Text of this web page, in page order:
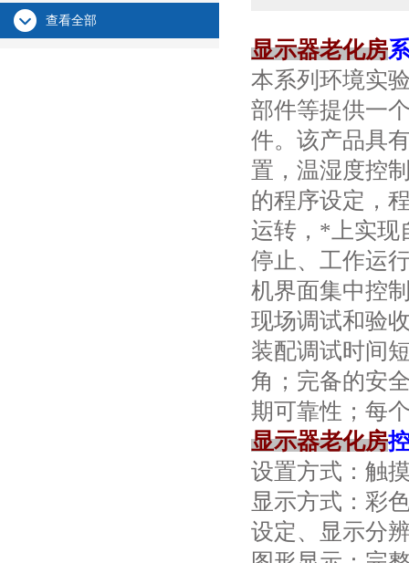
查看全部
显示器老化房
本系列环境实
部件等提供一
件。该产品具
置，温湿度控
的程序设定，
运转，*上实现
停止、工作运
机界面集中控
现场调试和验
装配调试时间
角；完备的安
期可靠性；每
显示器老化房
设置方式：触
显示方式：彩
设定、显示分